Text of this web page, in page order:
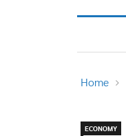
Home
ECONOMY